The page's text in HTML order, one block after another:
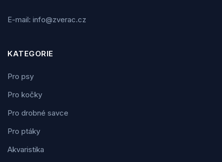
E-mail: info@zverac.cz
KATEGORIE
Pro psy
Pro kočky
Pro drobné savce
Pro ptáky
Akvaristika